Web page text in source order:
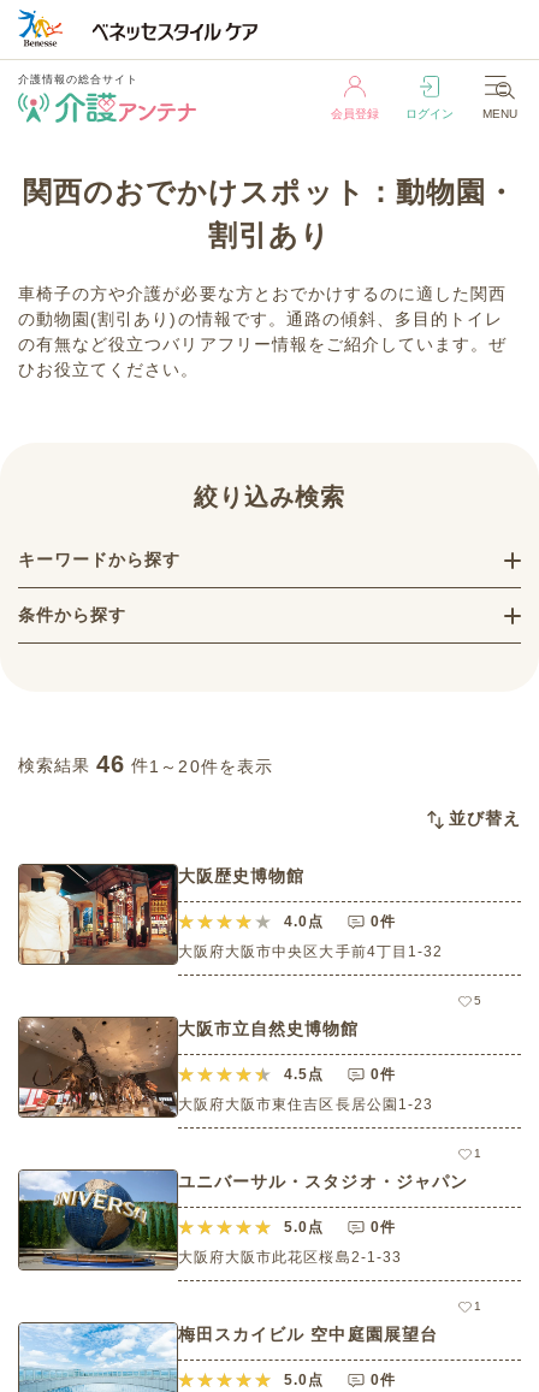
介護情報の総合サイト
会員登録 ログイン MENU
会員登録 ログイン MENU
関西のおでかけスポット：動物園・
割引あり
車椅子の方や介護が必要な方とおでかけするのに適した関西
の動物園(割引あり)の情報です。通路の傾斜、多目的トイレ
の有無など役立つバリアフリー情報をご紹介しています。ぜ
ひお役立てください。
絞り込み検索
キーワードから探す
条件から探す
検索結果 46 件1～20件を表示
並び替え
大阪歴史博物館
4.0点
0件
大阪府大阪市中央区大手前4丁目1-32
5
大阪市立自然史博物館
4.5点
0件
大阪府大阪市東住吉区長居公園1-23
1
ユニバーサル・スタジオ・ジャパン
5.0点
0件
大阪府大阪市此花区桜島2-1-33
1
梅田スカイビル 空中庭園展望台
5.0点
0件